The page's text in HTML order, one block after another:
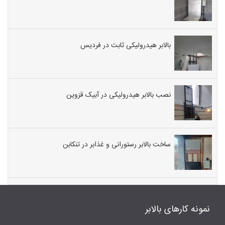
بالابر هیدرولیکی ثابت در فردیس
نصب بالابر هیدرولیکی در آبیک قزوین
ساخت بالابر رستورانی و غذابر در تنکابن
نمونه کارهای بالابر